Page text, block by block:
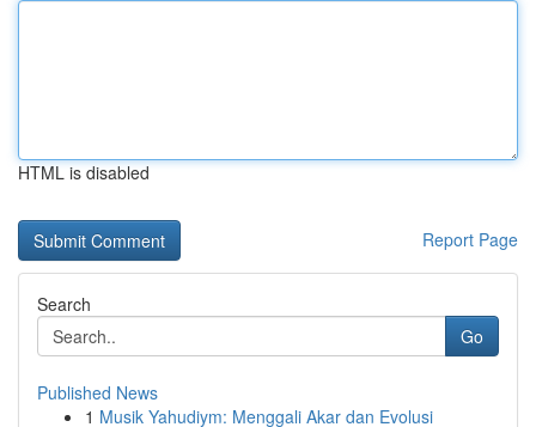
HTML is disabled
Report Page
Search
Go
Published News
1 Musik Yahudiym: Menggali Akar dan Evolusi